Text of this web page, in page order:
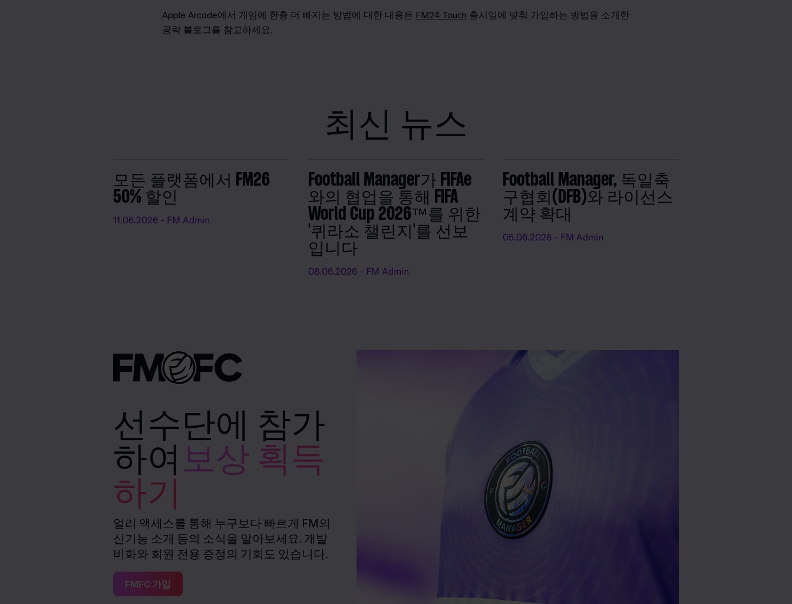
Apple Arcade에서 게임에 한층 더 빠지는 방법에 대한 내용은 FM24 Touch 출시일에 맞춰 가입하는 방법을 소개한
공략 블로그를 참고하세요.
최신 뉴스
모든 플랫폼에서 FM26
50% 할인
11.06.2026 - FM Admin
Football Manager가 FIFAe
와의 협업을 통해 FIFA
World Cup 2026™를 위한
'퀴라소 챌린지'를 선보
입니다
08.06.2026 - FM Admin
Football Manager, 독일축
구협회(DFB)와 라이선스
계약 확대
05.06.2026 - FM Admin
선수단에 참가
하여 보상 획득
하기
얼리 액세스를 통해 누구보다 빠르게 FM의
신기능 소개 등의 소식을 알아보세요. 개발
비화와 회원 전용 증정의 기회도 있습니다.
FMFC 가입